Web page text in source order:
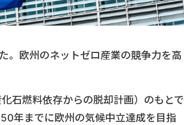
。欧州のネットゼロ産業の競争力を高
石燃料依存からの脱却計画）のもとで
年までに欧州の気候中立達成を目指